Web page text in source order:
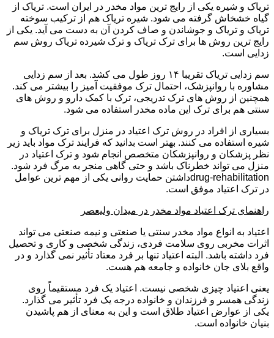
تریاک و شیره یکی از رایج ترین مواد مخدر در ایران است. تریاک از
گیاه خشخاش گرفته می شود. شیره تریاک هم از ترکیب سوخته
تریاک و تریاک و جوشاندن و صاف کردن آن به دست می آید. یکی از
رایج ترین روش ها برای ترک تریاک و ترک شیرده تریاک روش سم
زدایی است.
سم زدایی تریاک تقریبا ۱۴ روز طول می کشد. بعد از سم زدایی
مشاوره با روانپزشک، احتمال ترک موفقیت آمیز را بیشتر می کند.
همچنین از روش های ترک تدریجی، ترک با کمک دارو و روش های
سنتی هم برای ترک این ماده مخدر استفاده می شود.
بسیاری از افراد در روش ترک اعتیاد در منزل برای ترک تریاک و
شیره استفاده می کنند. بهتر است بدانید که فرایند ترک مواد باید زیر
نظر پزشکان و روانپزشکان متخصص انجام شود و ترک اعتیاد در
منزل می تواند خطرناک باشد و حتی گاهی منجر به مرگ فرد شود.
drug-rehabilitationداشتن حمایت روانی یکی از مهم ترین عوامل
در ترک اعتیاد موفق است.
راهنمای ترک اعتیاد مواد مخدر در میدان ولیعصر
اعتیاد به انواع مواد مخدر سنتی یا صنعتی و نیمه صنعتی می تواند
اثرات مخربی روی سلامت فردی، زندگی شخصی و کاری و تحصیل
فرد داشته باشد. البته اعتیاد تنها بر فرد معتاد تأثیر نمی گذارد و در
واقع بلای جان خانواده و جامعه هم هست.
یعنی اعتیاد چیزی شخصی نیست. اعتیاد یک فرد مستقیماً روی
زندگی همسر و فرزندان و خانواده درجه یک فرد تأثیر می گذارد.
یکی از عوارض اعتیاد طلاق است و این به معنای از هم پاشیدن
بنیان خانواده است.